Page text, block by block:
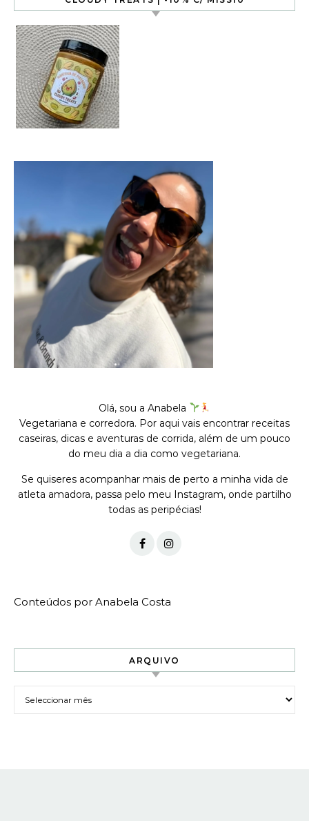
Olá, sou a Anabela
Vegetariana e corredora. Por aqui vais encontrar receitas
caseiras, dicas e aventuras de corrida, além de um pouco
do meu dia a dia como vegetariana.
Se quiseres acompanhar mais de perto a minha vida de
atleta amadora, passa pelo meu Instagram, onde partilho
todas as peripécias!
Conteúdos por Anabela Costa
ARQUIVO